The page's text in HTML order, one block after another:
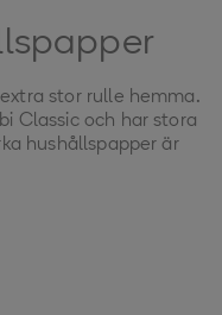
stor rulle hemma.
Classic och har stora
hushållspapper är